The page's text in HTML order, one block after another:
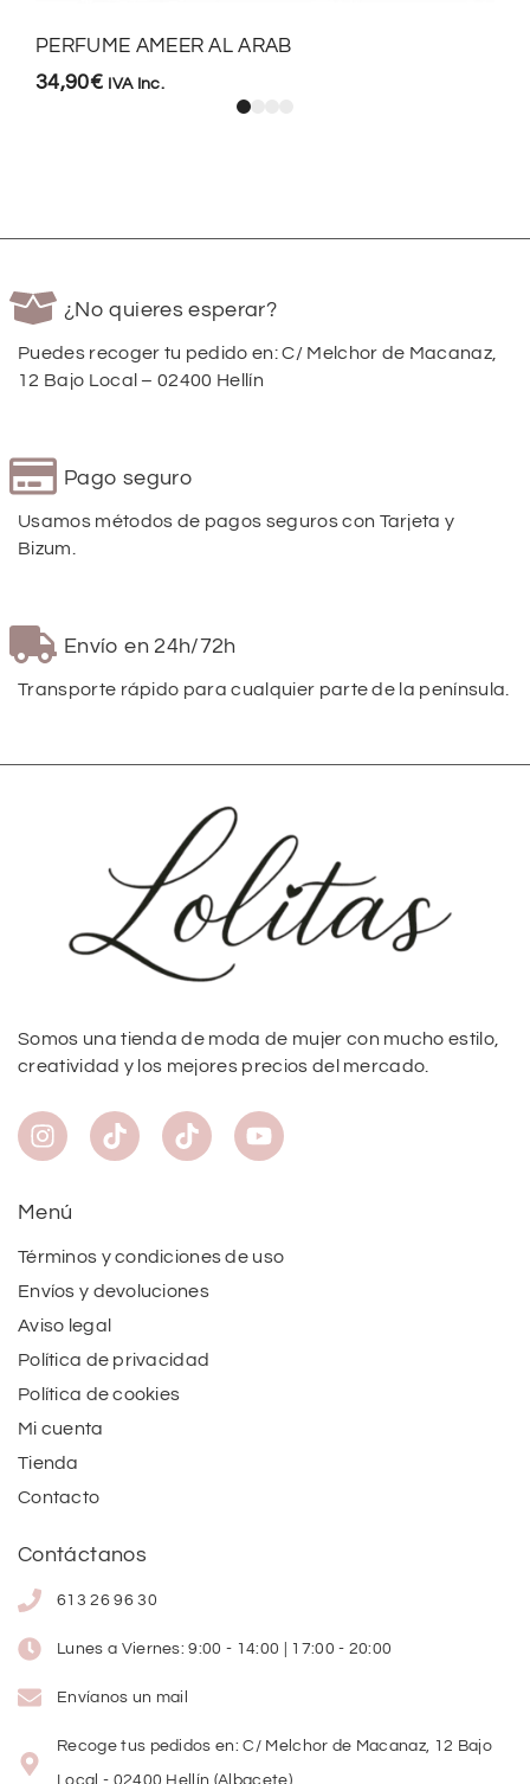
PERFUME AMEER AL ARAB
34,90€ IVA Inc.
¿No quieres esperar?
Puedes recoger tu pedido en: C/ Melchor de Macanaz,
12 Bajo Local – 02400 Hellín
Pago seguro
Usamos métodos de pagos seguros con Tarjeta y
Bizum.
Envío en 24h/72h
Transporte rápido para cualquier parte de la península.
Somos una tienda de moda de mujer con mucho estilo,
creatividad y los mejores precios del mercado.
Menú
Términos y condiciones de uso
Envíos y devoluciones
Aviso legal
Política de privacidad
Política de cookies
Mi cuenta
Tienda
Contacto
Contáctanos
613 26 96 30
Lunes a Viernes: 9:00 - 14:00 | 17:00 - 20:00
Envíanos un mail
Recoge tus pedidos en: C/ Melchor de Macanaz, 12 Bajo
Local - 02400 Hellín (Albacete)